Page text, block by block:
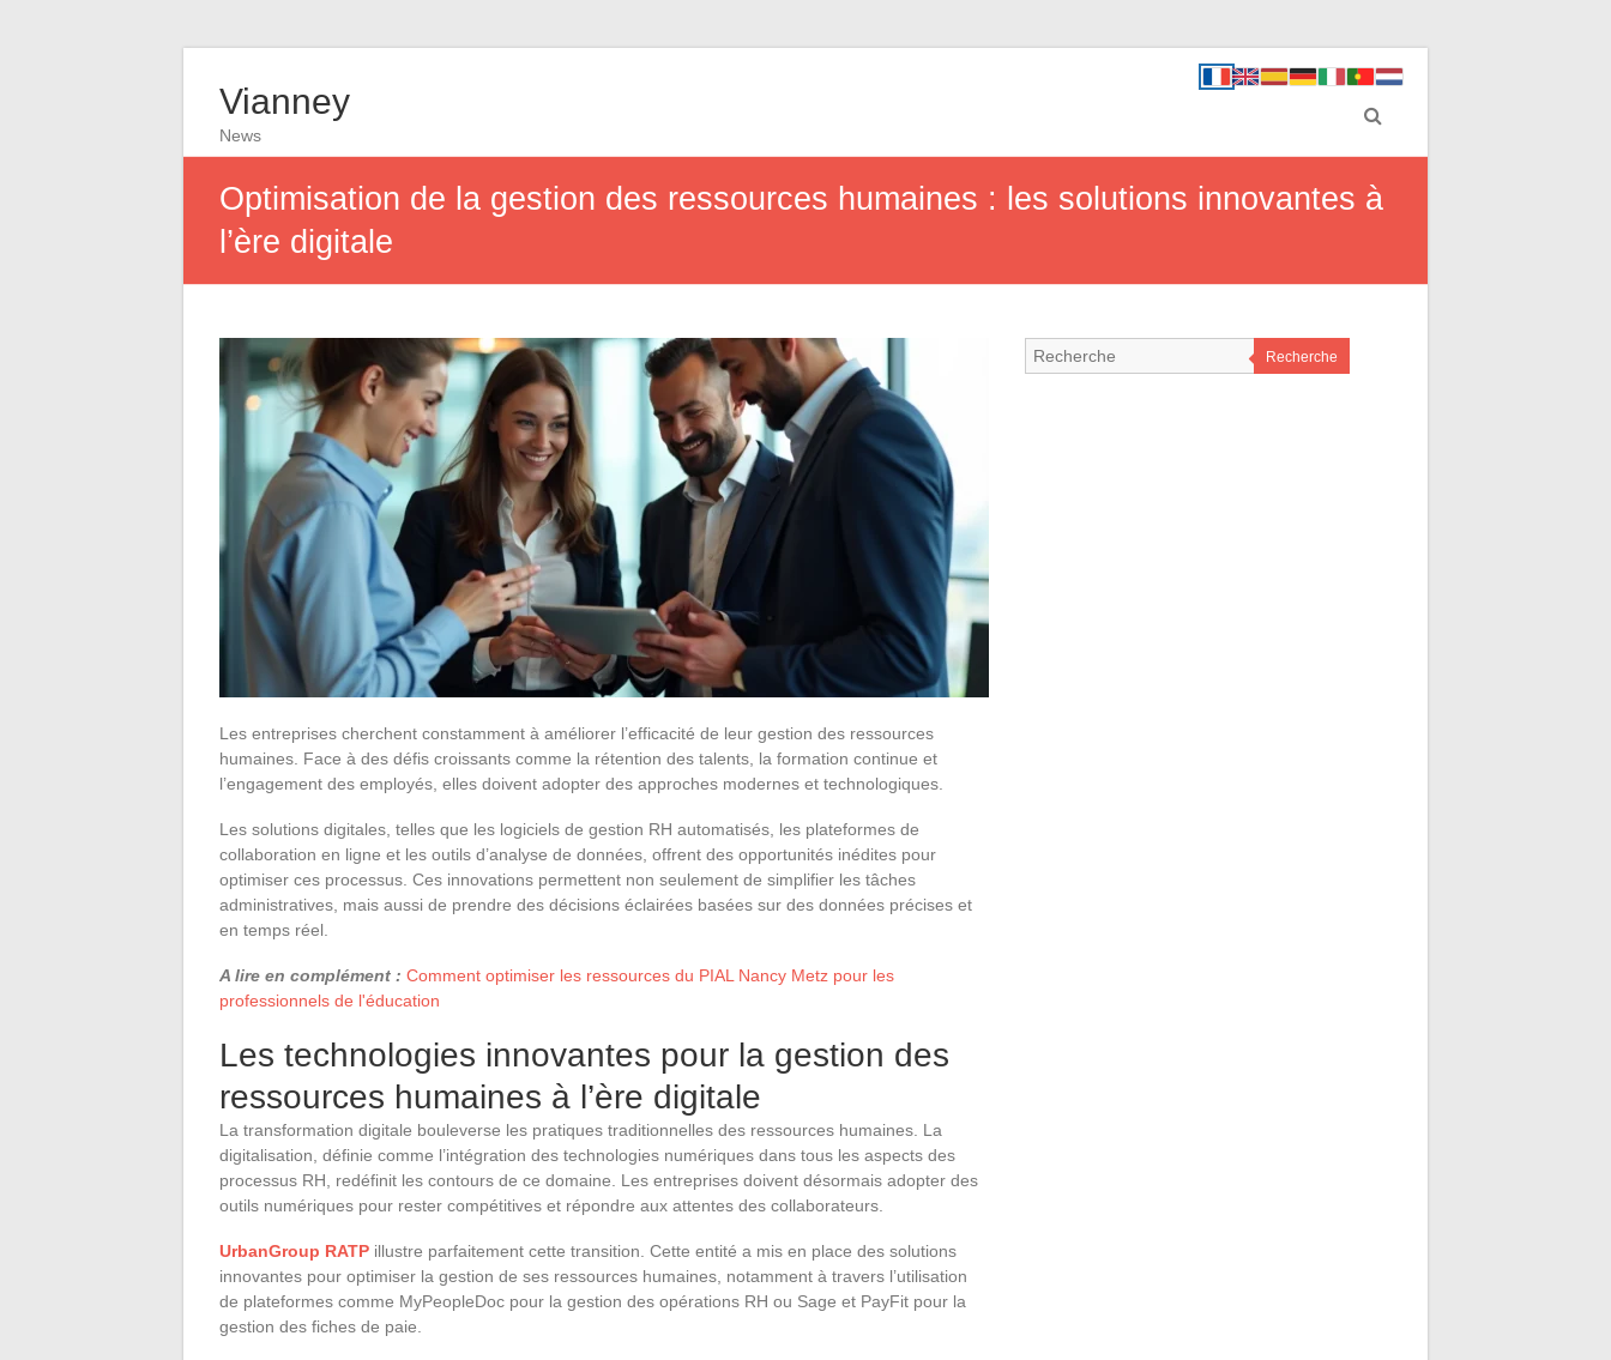
Vianney
News
Optimisation de la gestion des ressources humaines : les solutions innovantes à
l’ère digitale
Les entreprises cherchent constamment à améliorer l’efficacité de leur gestion des ressources
humaines. Face à des défis croissants comme la rétention des talents, la formation continue et
l’engagement des employés, elles doivent adopter des approches modernes et technologiques.
Les solutions digitales, telles que les logiciels de gestion RH automatisés, les plateformes de
collaboration en ligne et les outils d’analyse de données, offrent des opportunités inédites pour
optimiser ces processus. Ces innovations permettent non seulement de simplifier les tâches
administratives, mais aussi de prendre des décisions éclairées basées sur des données précises et
en temps réel.
A lire en complément : Comment optimiser les ressources du PIAL Nancy Metz pour les
professionnels de l'éducation
Les technologies innovantes pour la gestion des
ressources humaines à l’ère digitale
La transformation digitale bouleverse les pratiques traditionnelles des ressources humaines. La
digitalisation, définie comme l’intégration des technologies numériques dans tous les aspects des
processus RH, redéfinit les contours de ce domaine. Les entreprises doivent désormais adopter des
outils numériques pour rester compétitives et répondre aux attentes des collaborateurs.
UrbanGroup RATP illustre parfaitement cette transition. Cette entité a mis en place des solutions
innovantes pour optimiser la gestion de ses ressources humaines, notamment à travers l’utilisation
de plateformes comme MyPeopleDoc pour la gestion des opérations RH ou Sage et PayFit pour la
gestion des fiches de paie.
Recherche